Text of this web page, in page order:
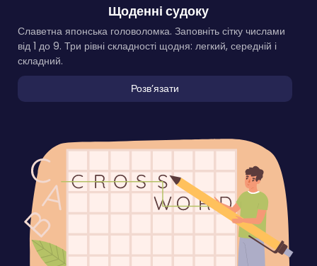
Щоденні судоку
Славетна японська головоломка. Заповніть сітку числами
від 1 до 9. Три рівні складності щодня: легкий, середній і
складний.
Розвʼязати